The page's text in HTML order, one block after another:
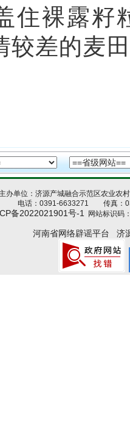
住裸露籽
较差的麦
主办单位：济源产城融合示范区农业
电话：0391-6633271 传真：
备2022021901号-1 网站标识码
河南省网络辟谣平台 济